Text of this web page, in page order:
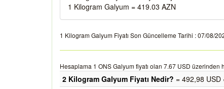
1 Kilogram Galyum = 419.03 AZN
1 Kilogram Galyum Fiyatı Son Güncelleme Tarihi : 07/08/
Hesaplama 1 ONS Galyum fiyatı olan 7.67 USD üzerinden
2 Kilogram Galyum Fiyatı Nedir? = 492,98